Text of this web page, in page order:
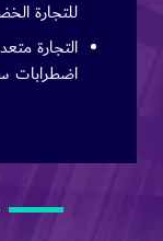
للتجارة
التجارة
اضطرابات